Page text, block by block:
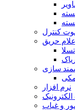
کنترل
حریق
سازی
نرم افزار
و غیاب